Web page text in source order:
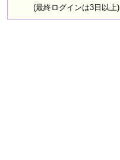
(最終ログインは3日以上)